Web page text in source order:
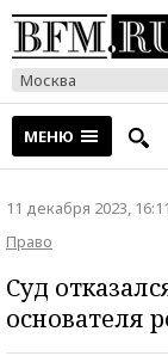
Москва
МЕНЮ
11 декабря 2023, 16:11
Право
Суд
основателя